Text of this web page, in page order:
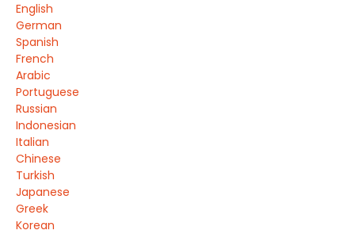
English
German
Spanish
French
Arabic
Portuguese
Russian
Indonesian
Italian
Chinese
Turkish
Japanese
Greek
Korean